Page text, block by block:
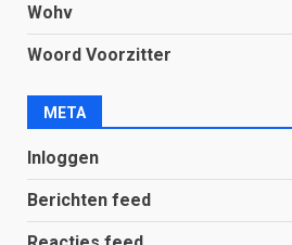
Wohv
Woord Voorzitter
META
Inloggen
Berichten feed